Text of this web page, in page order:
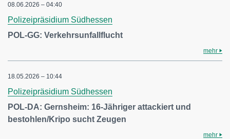
08.06.2026 – 04:40
Polizeipräsidium Südhessen
POL-GG: Verkehrsunfallflucht
mehr
18.05.2026 – 10:44
Polizeipräsidium Südhessen
POL-DA: Gernsheim: 16-Jähriger attackiert und
bestohlen/Kripo sucht Zeugen
mehr